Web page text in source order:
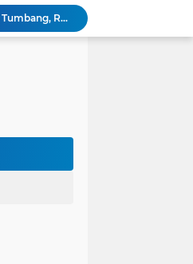
Wali Kota Pariaman Salurkan Bantuan bagi Korban Pohon Tumbang, Rumah Rusak Berat Akan Dibedah
Wali Kota Pariaman Ajukan Rancangan KUA-PPAS APBD 2027, Pendapatan Diproyeksikan Rp626,1 Miliar
Wali Kota Pariaman Hadiri Penguatan Relawan Pancasila, Tekankan Implementasi Nilai Pancasila dalam Pelayanan Publik